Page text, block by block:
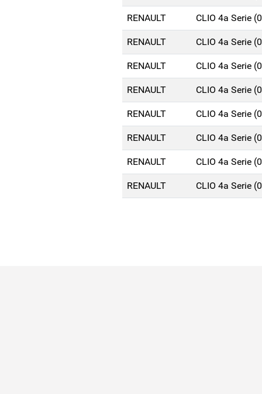
RENAULT CLIO 4a Serie
RENAULT CLIO 4a Serie
RENAULT CLIO 4a Serie
RENAULT CLIO 4a Serie
RENAULT CLIO 4a Serie
RENAULT CLIO 4a Serie
RENAULT CLIO 4a Serie
RENAULT CLIO 4a Serie